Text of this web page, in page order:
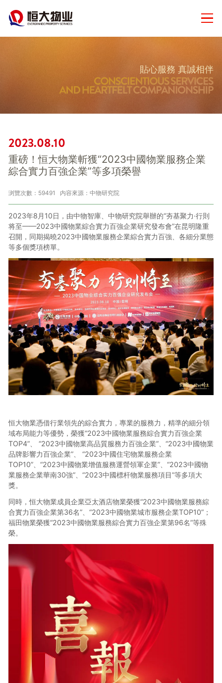
貼心服務 真誠相伴
2023.08.10
重磅！恒大物業斬獲“2023中國物業服務企業
綜合實力百強企業”等多項榮譽
浏覽次數：59491 内容來源：中物研究院
2023年8月10日，由中物智庫、中物研究院舉辦的“夯基聚力·行則
将至——2023中國物業綜合實力百強企業研究發布會”在昆明隆重
召開，同期揭曉2023中國物業服務企業綜合實力百強、各細分業態
等多個獎項榜單。
恒大物業憑借行業領先的綜合實力，專業的服務力，精準的細分領
域布局能力等優勢，榮獲“2023中國物業服務綜合實力百強企業
TOP4”、 “2023中國物業高品質服務力百強企業”、“2023中國物業
品牌影響力百強企業”、 “2023中國住宅物業服務企業
TOP10”、“2023中國物業增值服務運營領軍企業”、“2023中國物
業服務企業華南30強”、“2023中國標杆物業服務項目”等多項大
獎。
同時，恒大物業成員企業亞太酒店物業榮獲“2023中國物業服務綜
合實力百強企業第36名”、“2023中國物業城市服務企業TOP10”；
福田物業榮獲“2023中國物業服務綜合實力百強企業第96名”等殊
榮。